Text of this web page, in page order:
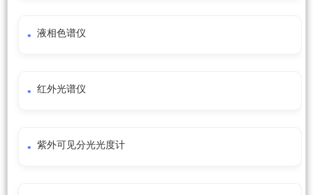
液相色谱仪
红外光谱仪
紫外可见分光光度计